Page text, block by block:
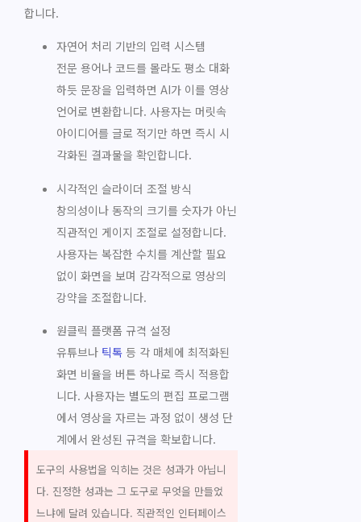
합니다.
자연어 처리 기반의 입력 시스템
전문 용어나 코드를 몰라도 평소 대화
하듯 문장을 입력하면 AI가 이를 영상
언어로 변환합니다. 사용자는 머릿속
아이디어를 글로 적기만 하면 즉시 시
각화된 결과물을 확인합니다.
시각적인 슬라이더 조절 방식
창의성이나 동작의 크기를 숫자가 아닌
직관적인 게이지 조절로 설정합니다.
사용자는 복잡한 수치를 계산할 필요
없이 화면을 보며 감각적으로 영상의
강약을 조절합니다.
원클릭 플랫폼 규격 설정
유튜브나 틱톡 등 각 매체에 최적화된
화면 비율을 버튼 하나로 즉시 적용합
니다. 사용자는 별도의 편집 프로그램
에서 영상을 자르는 과정 없이 생성 단
계에서 완성된 규격을 확보합니다.
도구의 사용법을 익히는 것은 성과가 아닙니
다. 진정한 성과는 그 도구로 무엇을 만들었
느냐에 달려 있습니다. 직관적인 인터페이스